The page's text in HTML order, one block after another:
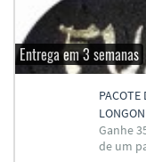
Entrega em 3 semanas
PACOTE
Ganhe
de um